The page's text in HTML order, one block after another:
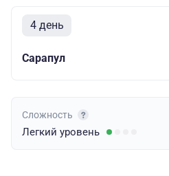
4 день
Сарапул
Сложность
Легкий уровень